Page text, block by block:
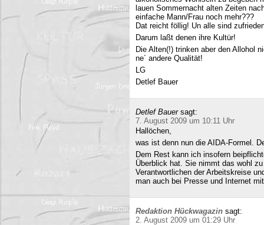
lauen Sommernacht alten Zeiten
einfache Mann/Frau noch mehr???
Dat reicht föllig! Un alle sind
Darum laßt denen ihre Kultür!
Die Alten(!) trinken aber den Allohol
ne´ andere Qualität!
LG
Detlef Bauer
Detlef Bauer sagt:
7. August 2009 um 10:11 Uhr
Hallöchen,
was ist denn nun die AIDA-Formel.
Dem Rest kann ich insofern
Überblick hat. Sie nimmt das wohl
Verantwortlichen der Arbeitskreise
man auch bei Presse und Internet
Redaktion Hückwagazin sagt:
2. August 2009 um 01:29 Uhr